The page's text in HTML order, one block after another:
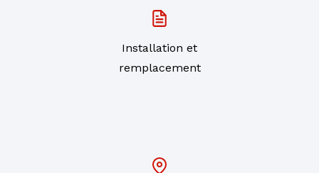
Installation et
remplacement